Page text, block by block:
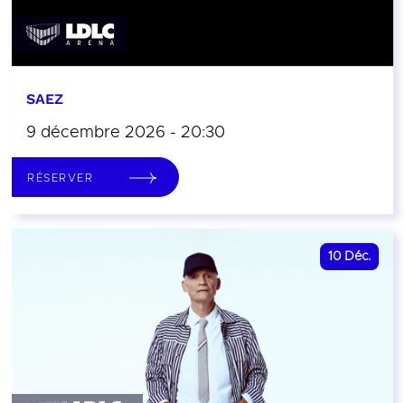
SAEZ
9 décembre 2026 - 20:30
RÉSERVER
10 Déc.